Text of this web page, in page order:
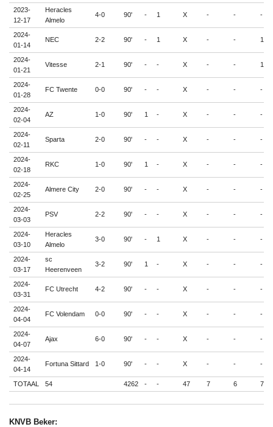
2023-
12-17
Heracles
Almelo
4-0 90' - 1 X - - -
2024-
01-14
NEC 2-2 90' - 1 X - - 1
2024-
01-21
Vitesse 2-1 90' - - X - - 1
2024-
01-28
FC Twente 0-0 90' - - X - - -
2024-
02-04
AZ 1-0 90' 1 - X - - -
2024-
02-11
Sparta 2-0 90' - - X - - -
2024-
02-18
RKC 1-0 90' 1 - X - - -
2024-
02-25
Almere City 2-0 90' - - X - - -
2024-
03-03
PSV 2-2 90' - - X - - -
2024-
03-10
Heracles
Almelo
3-0 90' - 1 X - - -
2024-
03-17
sc
Heerenveen
3-2 90' 1 - X - - -
2024-
03-31
FC Utrecht 4-2 90' - - X - - -
2024-
04-04
FC Volendam 0-0 90' - - X - - -
2024-
04-07
Ajax 6-0 90' - - X - - -
2024-
04-14
Fortuna Sittard 1-0 90' - - X - - -
TOTAAL 54 4262 - - 47 7 6 7
KNVB Beker: